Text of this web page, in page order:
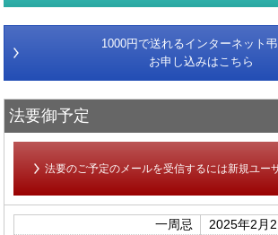
1000円で送れるインターネット
お申し込みはこちら
法要御予定
法要のご予定のメールを受信するには新規ユー
一周忌
2025年2月2